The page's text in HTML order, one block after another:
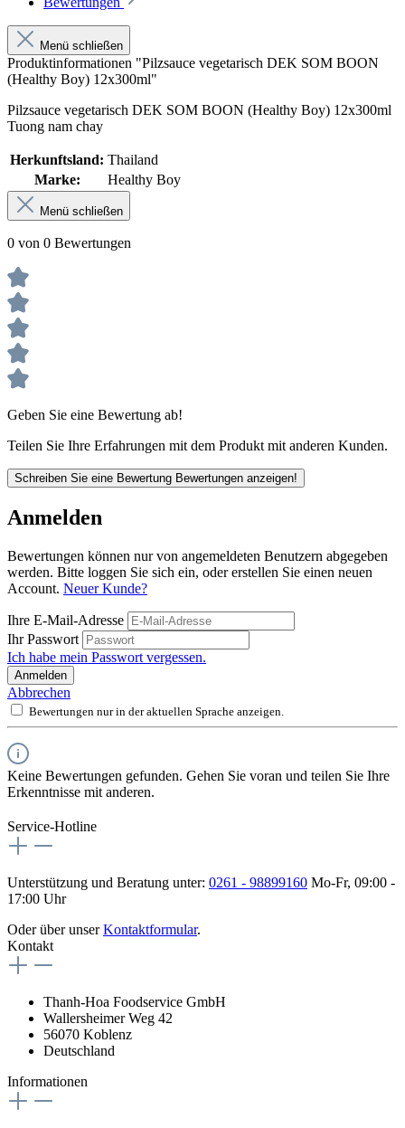
Menü schließen
Produktinformationen "Pilzsauce vegetarisch DEK SOM BOON
(Healthy Boy) 12x300ml"
Pilzsauce vegetarisch DEK SOM BOON (Healthy Boy) 12x300ml
Tuong nam chay
Herkunftsland: Thailand
Marke:
Healthy Boy
Menü schließen
0 von 0 Bewertungen
Geben Sie eine Bewertung ab!
Teilen Sie Ihre Erfahrungen mit dem Produkt mit anderen Kunden.
Schreiben Sie eine Bewertung Bewertungen anzeigen!
Anmelden
Bewertungen können nur von angemeldeten Benutzern abgegeben
werden. Bitte loggen Sie sich ein, oder erstellen Sie einen neuen
Account. Neuer Kunde?
Ihre E-Mail-Adresse
Ihr Passwort
Ich habe mein Passwort vergessen.
Anmelden
Abbrechen
Bewertungen nur in der aktuellen Sprache anzeigen.
Keine Bewertungen gefunden. Gehen Sie voran und teilen Sie Ihre
Erkenntnisse mit anderen.
Service-Hotline
Unterstützung und Beratung unter: 0261 - 98899160 Mo-Fr, 09:00 -
17:00 Uhr
Oder über unserKontaktformular.
Kontakt
Thanh-Hoa Foodservice GmbH
Wallersheimer Weg 42
56070 Koblenz
Deutschland
Informationen